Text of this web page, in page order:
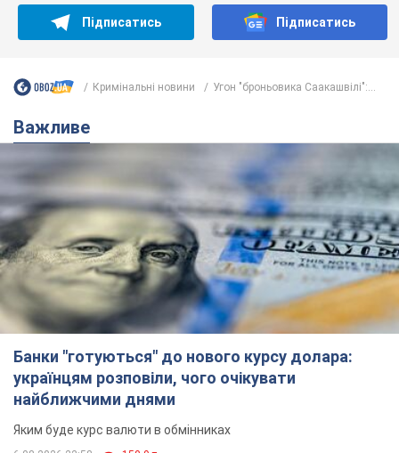
українцям розповіли, чого очікувати
найближчими днями
Яким буде курс валюти в обмінниках
6.08.2026 22:58 150,9 т.
Українцям обіцяють по 850 грн від
мобільних операторів: що не так з
цими повідомленнями
Як не потрапити в пастку шахраїв
6.08.2026 21:02 15,7 т.
Найдорожчий футболіст "Динамо"
забив "Карабаху" вже на 10-й хвилині